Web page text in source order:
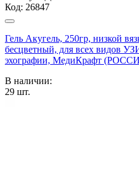
Код: 26847
Гель Акугель, 250гр, низкой
бесцветный, для всех видов
эхографии, МедиКрафт
В наличии:
29 шт.